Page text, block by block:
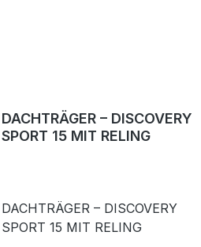
DACHTRÄGER – DISCOVERY
SPORT 15 MIT RELING
DACHTRÄGER – DISCOVERY
SPORT 15 MIT RELING